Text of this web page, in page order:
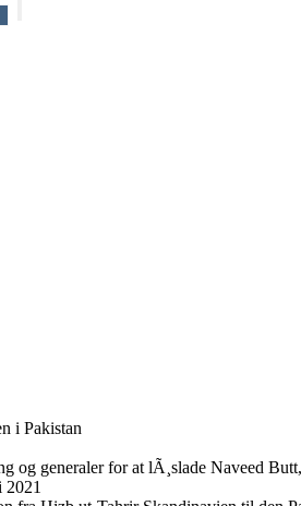
i Pakistan
og generaler for at lÃ¸slade Naveed
2021